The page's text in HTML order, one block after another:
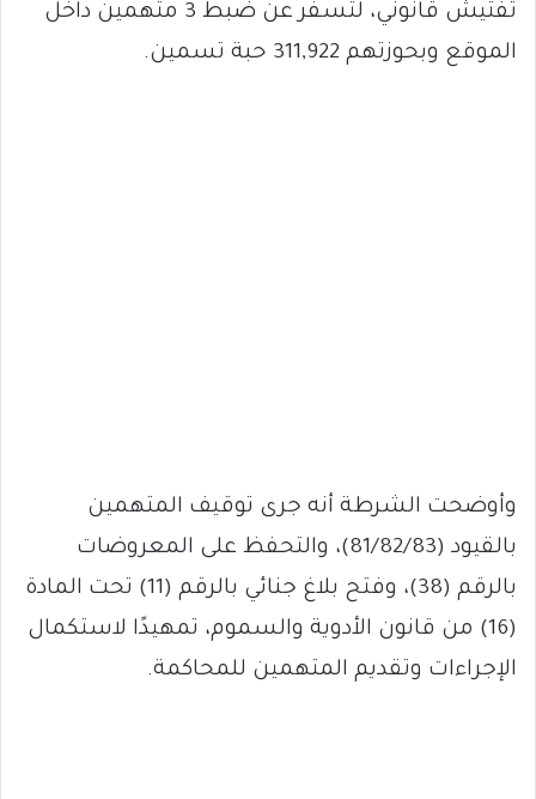
تفتيش قانوني، لتسفر عن ضبط 3 متهمين داخل
الموقع وبحوزتهم 311,922 حبة تسمين.
وأوضحت الشرطة أنه جرى توقيف المتهمين
بالقيود (81/82/83)، والتحفظ على المعروضات
بالرقم (38)، وفتح بلاغ جنائي بالرقم (11) تحت المادة
(16) من قانون الأدوية والسموم، تمهيدًا لاستكمال
الإجراءات وتقديم المتهمين للمحاكمة.